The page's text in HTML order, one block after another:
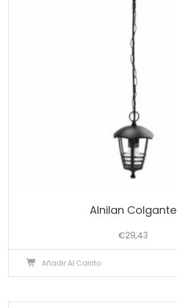
Alnilan Colgante
€29,43
Añadir Al Carrito